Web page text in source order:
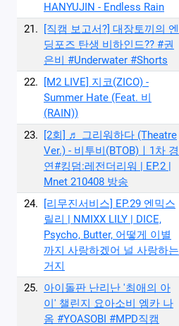
HANYUJIN - Endless Rain
21.
[직캠 보고서?] 대장토끼의 엔
딩포즈 탄생 비하인드?? #권
은비 #Underwater #Shorts
22.
[M2 LIVE] 지코(ZICO) -
Summer Hate (Feat. 비
(RAIN))
23.
[2회] ♬ 그리워하다 (Theatre
Ver.) - 비투비(BTOB)ㅣ1차 경
연#킹덤:레전더리워 | EP.2 |
Mnet 210408 방송
24.
[리무진서비스] EP.29 엔믹스
릴리 | NMIXX LILY | DICE,
Psycho, Butter, 어떻게 이별
까지 사랑하겠어 널 사랑하는
거지
25. 아이돌판 난리난 '최애의 아
이' 챌린지 요아소비 엠카 나
옴 #YOASOBI #MPD직캠